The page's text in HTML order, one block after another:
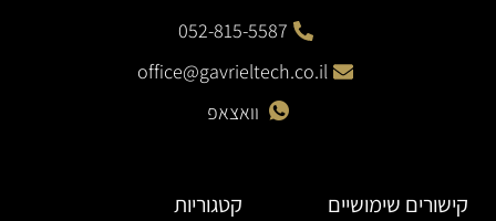
052-815-5587
office@gavrieltech.co.il
וואצאפ
קישורים שימושיים קטגוריות